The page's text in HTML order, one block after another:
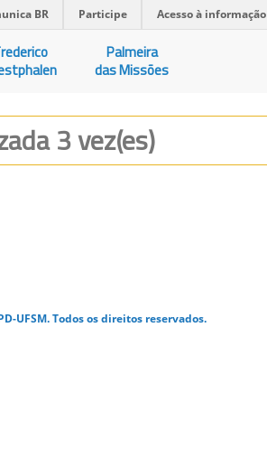
BR Participe Acesso à informação
Palmeira
das Missões
3 vez(es)
UFSM. Todos os direitos reservados.